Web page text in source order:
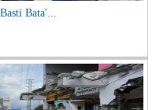
Bata'...